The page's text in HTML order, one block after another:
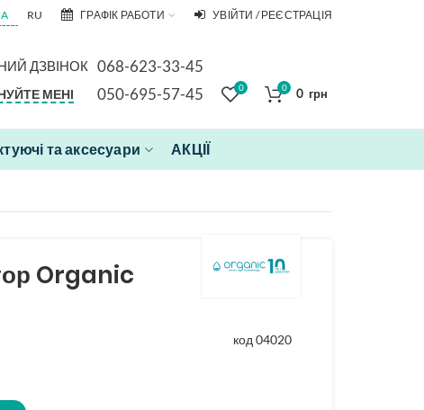
RU ГРАФІК РАБОТИ УВІЙТИ / РЕЄСТРАЦІЯ
ДЗВІНОК 068-623-33-45
МЕНІ 050-695-57-45 0 0 0 грн
та аксесуари АКЦІЇ
Organic
код 04020